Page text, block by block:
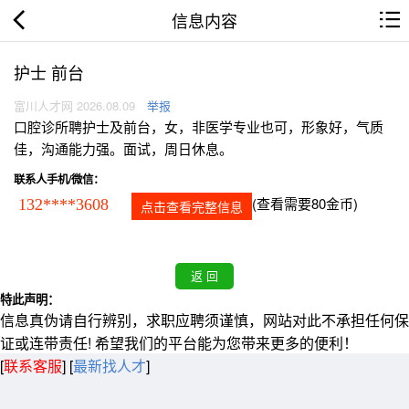
信息内容
护士 前台
富川人才网 2026.08.09 举报
口腔诊所聘护士及前台，女，非医学专业也可，形象好，气质
佳，沟通能力强。面试，周日休息。
联系人手机/微信：
132****3608 点击查看完整信息 (查看需要80金币)
特此声明：
信息真伪请自行辨别，求职应聘须谨慎，网站对此不承担任何保
证或连带责任! 希望我们的平台能为您带来更多的便利！
[联系客服] [最新找人才]